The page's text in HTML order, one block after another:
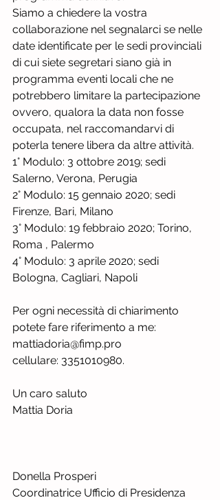
Siamo a chiedere la vostra
collaborazione nel segnalarci se nelle
date identificate per le sedi provinciali
di cui siete segretari siano già in
programma eventi locali che ne
potrebbero limitare la partecipazione
ovvero, qualora la data non fosse
occupata, nel raccomandarvi di
poterla tenere libera da altre attività.
1° Modulo: 3 ottobre 2019; sedi
Salerno, Verona, Perugia
2° Modulo: 15 gennaio 2020; sedi
Firenze, Bari, Milano
3° Modulo: 19 febbraio 2020; Torino,
Roma , Palermo
4° Modulo: 3 aprile 2020; sedi
Bologna, Cagliari, Napoli
Per ogni necessità di chiarimento
potete fare riferimento a me:
mattiadoria@fimp.pro
cellulare: 3351010980.
Un caro saluto
Mattia Doria
Donella Prosperi
Coordinatrice Ufficio di Presidenza